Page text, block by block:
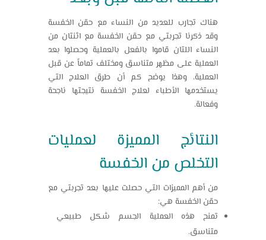
هناك تجارب للعديد من النساء مع حقن الخفسة
وقد ذكرنا تجربتي مع حقن الخفسة مع اثنتان من
النساء اللتان قاموا بالفعل بالعملية وحصلوا بعد
العملية على مظهر متناسق ومختلف تماماً عن قبل
العملية، وهذا يوضح كم أن طرق العلاج التي
يستخدمها الأطباء لعلاج الخفسة نتيجتها ناجحة
وفعالة.
النتائج المميزة لعمليات
التخلص من الخفسة
من أهم المميزات التي حصلت عليها بعد تجربتي مع
حقن الخفسة هي:
تمنح هذه العملية الجسم شكل طبيعي
متناسق.